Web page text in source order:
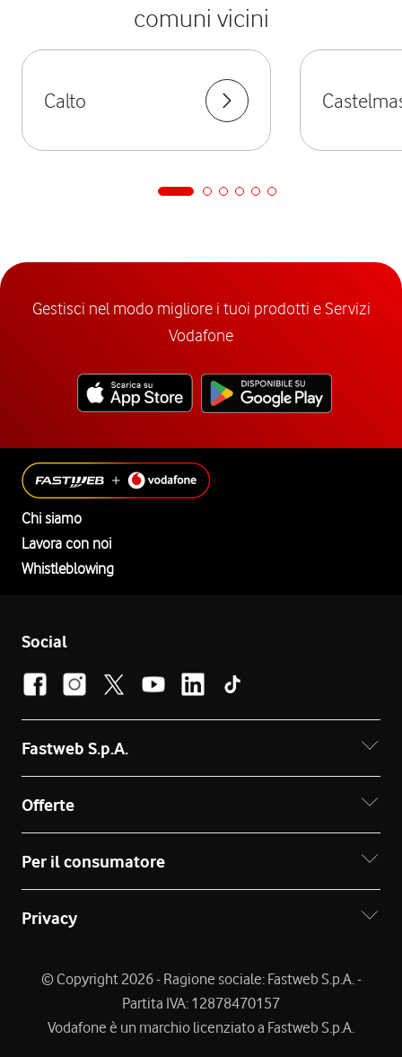
comuni vicini
Calto
Gestisci nel modo migliore i tuoi prodotti e Servizi
Vodafone
Chi siamo
Lavora con noi
Whistleblowing
Social
Fastweb S.p.A.
Offerte
Per il consumatore
Privacy
© Copyright 2026 - Ragione sociale: Fastweb S.p.A. -
Partita IVA: 12878470157
Vodafone è un marchio licenziato a Fastweb S.p.A.